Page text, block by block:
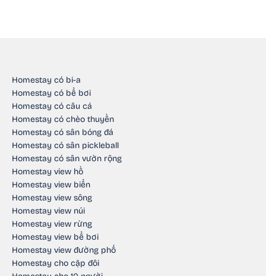
Homestay có bi-a
Homestay có bể bơi
Homestay có câu cá
Homestay có chèo thuyền
Homestay có sân bóng đá
Homestay có sân pickleball
Homestay có sân vườn rộng
Homestay view hồ
Homestay view biển
Homestay view sông
Homestay view núi
Homestay view rừng
Homestay view bể bơi
Homestay view đường phố
Homestay cho cặp đôi